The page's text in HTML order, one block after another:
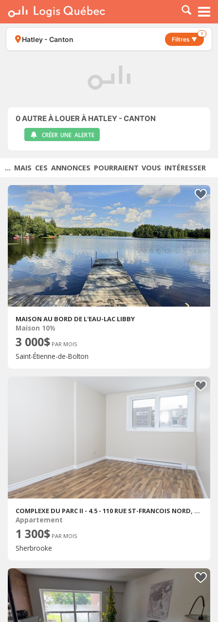
À LOUER
À VENDRE
PLACER UNE ANNONCE
Hatley - Canton Filtres ▼
1
0AUTRE À LOUER À HATLEY - CANTON
CRÉER UNE ALERTE
... MAIS CES ANNONCES POURRAIENT VOUS INTÉRESSER
MAISON AU BORD DE L'EAU-LAC LIBBY
Maison 10½
3 000$ PAR MOIS
Saint-Étienne-de-Bolton
COMPLEXE DU PARC II - 4.5 - 110 RUE ST-FRANCOIS NORD, SHERBROOKE
Appartement
1 300$ PAR MOIS
Sherbrooke